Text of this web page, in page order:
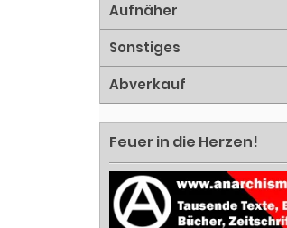
Aufnäher
Sonstiges
Abverkauf
Feuer in die Herzen!